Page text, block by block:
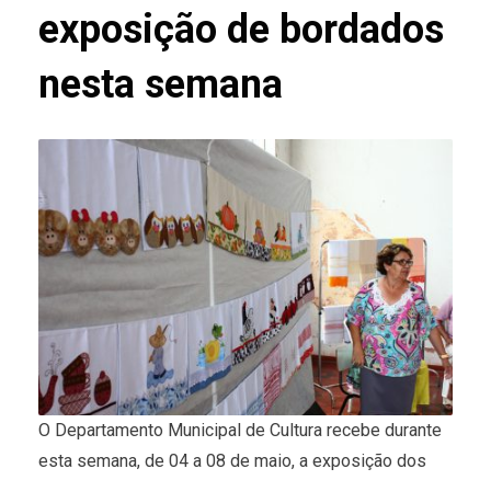
exposição de bordados
nesta semana
O Departamento Municipal de Cultura recebe durante
esta semana, de 04 a 08 de maio, a exposição dos